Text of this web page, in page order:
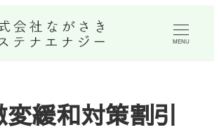
MENU
緩和対策割引